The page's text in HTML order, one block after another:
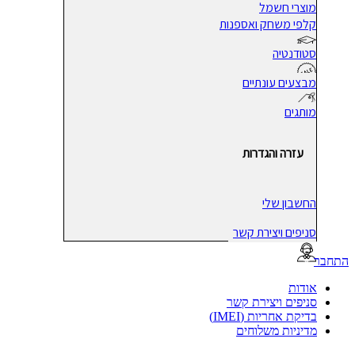
מוצרי חשמל
קלפי משחק ואספנות
סטודנטיה
מבצעים עונתיים
מותגים
עזרה והגדרות
החשבון שלי
סניפים ויצירת קשר
אודות
סניפים ויצירת קשר
בדיקת אחריות (IMEI)
מדיניות משלוחים